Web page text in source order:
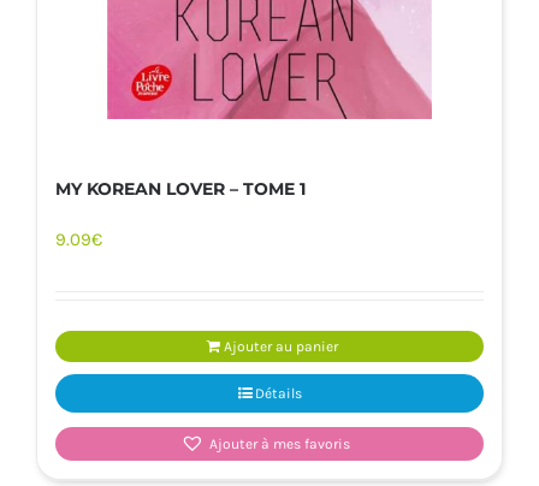
MY KOREAN LOVER – TOME 1
9.09€
Ajouter au panier
Détails
Ajouter à mes favoris